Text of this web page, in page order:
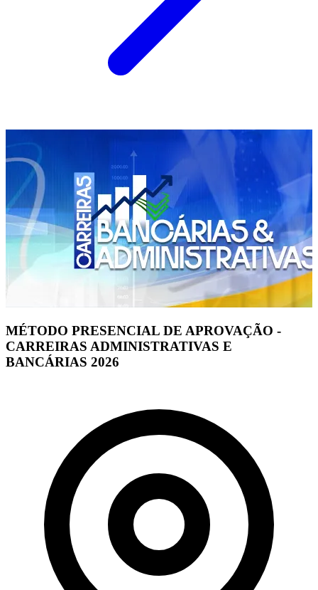
MÉTODO PRESENCIAL DE APROVAÇÃO -
CARREIRAS ADMINISTRATIVAS E
BANCÁRIAS 2026